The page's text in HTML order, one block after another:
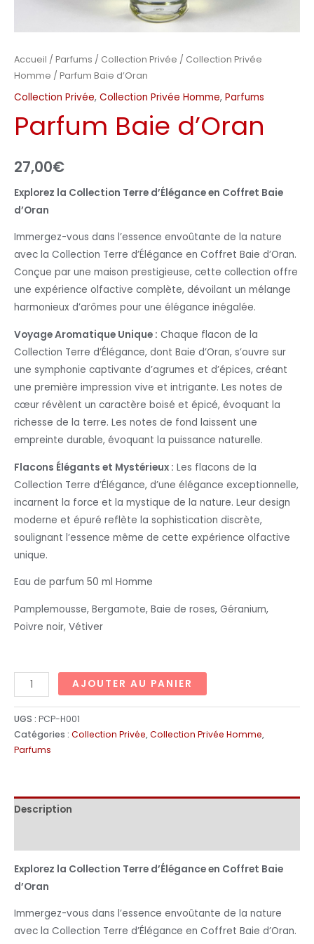
Accueil / Parfums / Collection Privée / Collection Privée
Homme / Parfum Baie d’Oran
Collection Privée, Collection Privée Homme, Parfums
Parfum Baie d’Oran
27,00€
Explorez la Collection Terre d’Élégance en Coffret Baie
d’Oran
Immergez-vous dans l’essence envoûtante de la nature
avec la Collection Terre d’Élégance en Coffret Baie d’Oran.
Conçue par une maison prestigieuse, cette collection offre
une expérience olfactive complète, dévoilant un mélange
harmonieux d’arômes pour une élégance inégalée.
Voyage Aromatique Unique : Chaque flacon de la
Collection Terre d’Élégance, dont Baie d’Oran, s’ouvre sur
une symphonie captivante d’agrumes et d’épices, créant
une première impression vive et intrigante. Les notes de
cœur révèlent un caractère boisé et épicé, évoquant la
richesse de la terre. Les notes de fond laissent une
empreinte durable, évoquant la puissance naturelle.
Flacons Élégants et Mystérieux : Les flacons de la
Collection Terre d’Élégance, d’une élégance exceptionnelle,
incarnent la force et la mystique de la nature. Leur design
moderne et épuré reflète la sophistication discrète,
soulignant l’essence même de cette expérience olfactive
unique.
Eau de parfum 50 ml Homme
Pamplemousse, Bergamote, Baie de roses, Géranium,
Poivre noir, Vétiver
AJOUTER AU PANIER
UGS : PCP-H001
Catégories : Collection Privée,Collection Privée Homme,
Parfums
Description
Explorez la Collection Terre d’Élégance en Coffret Baie
d’Oran
Immergez-vous dans l’essence envoûtante de la nature
avec la Collection Terre d’Élégance en Coffret Baie d’Oran.